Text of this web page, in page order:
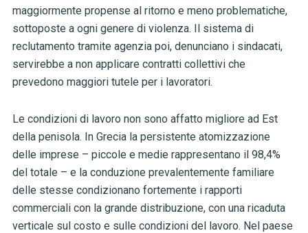
maggiormente propense al ritorno e meno problematiche,
sottoposte a ogni genere di violenza. Il sistema di
reclutamento tramite agenzia poi, denunciano i sindacati,
servirebbe a non applicare contratti collettivi che
prevedono maggiori tutele per i lavoratori.
Le condizioni di lavoro non sono affatto migliore ad Est
della penisola. In Grecia la persistente atomizzazione
delle imprese – piccole e medie rappresentano il 98,4%
del totale – e la conduzione prevalentemente familiare
delle stesse condizionano fortemente i rapporti
commerciali con la grande distribuzione, con una ricaduta
verticale sul costo e sulle condizioni del lavoro. Nel paese